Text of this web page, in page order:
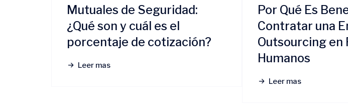
Mutuales de Seguridad:
¿Qué son y cuál es el
porcentaje de cotización?
Leer mas
Por Qué Es
Contratar una
Outsourcing en
Humanos
Leer mas